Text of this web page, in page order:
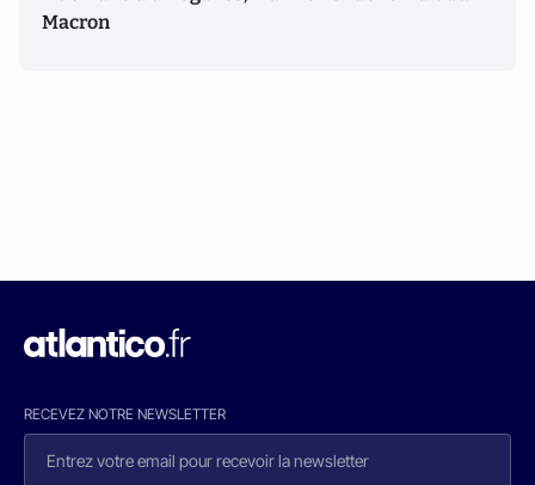
Macron
RECEVEZ NOTRE NEWSLETTER